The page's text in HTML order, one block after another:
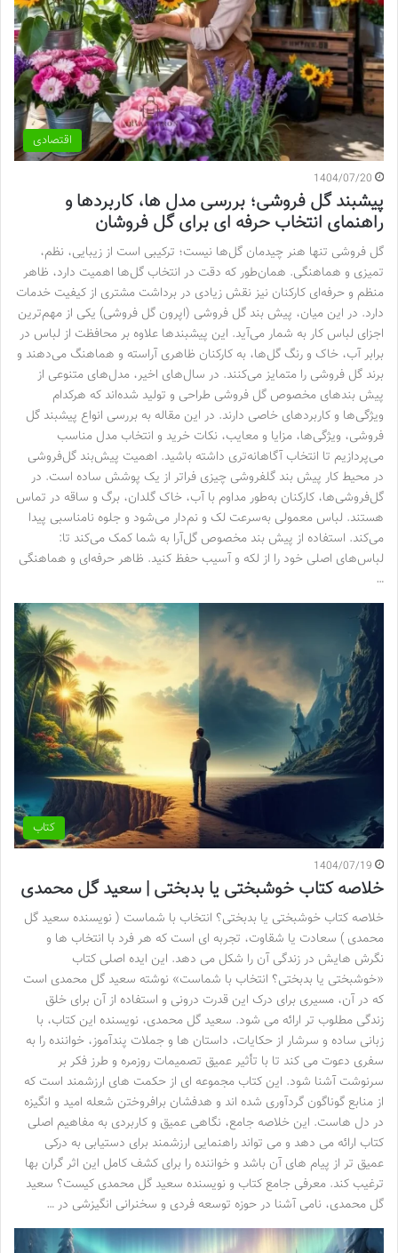
اقتصادی
1404/07/20
پیشبند گل فروشی؛ بررسی مدل ها، کاربردها و
راهنمای انتخاب حرفه ای برای گل فروشان
گل‌ فروشی تنها هنر چیدمان گل‌ها نیست؛ ترکیبی است از زیبایی، نظم،
تمیزی و هماهنگی. همان‌طور که دقت در انتخاب گل‌ها اهمیت دارد، ظاهر
منظم و حرفه‌ای کارکنان نیز نقش زیادی در برداشت مشتری از کیفیت خدمات
دارد. در این میان، پیش‌ بند گل‌ فروشی (اپرون گل‌ فروشی) یکی از مهم‌ترین
اجزای لباس کار به شمار می‌آید. این پیشبندها علاوه بر محافظت از لباس در
برابر آب، خاک و رنگ گل‌ها، به کارکنان ظاهری آراسته و هماهنگ می‌دهند و
برند گل‌ فروشی را متمایز می‌کنند. در سال‌های اخیر، مدل‌های متنوعی از
پیش‌ بندهای مخصوص گل‌ فروشی طراحی و تولید شده‌اند که هرکدام
ویژگی‌ها و کاربردهای خاصی دارند. در این مقاله به بررسی انواع پیشبند گل‌
فروشی، ویژگی‌ها، مزایا و معایب، نکات خرید و انتخاب مدل مناسب
می‌پردازیم تا انتخاب آگاهانه‌تری داشته باشید. اهمیت پیش‌بند گل‌فروشی
در محیط کار پیش‌ بند گلفروشی چیزی فراتر از یک پوشش ساده است. در
گل‌فروشی‌ها، کارکنان به‌طور مداوم با آب، خاک گلدان، برگ و ساقه در تماس
هستند. لباس معمولی به‌سرعت لک و نم‌دار می‌شود و جلوه نامناسبی پیدا
می‌کند. استفاده از پیش‌ بند مخصوص گل‌آرا به شما کمک می‌کند تا:
لباس‌های اصلی خود را از لکه و آسیب حفظ کنید. ظاهر حرفه‌ای و هماهنگی
…
کتاب
1404/07/19
خلاصه کتاب خوشبختی یا بدبختی | سعید گل محمدی
خلاصه کتاب خوشبختی یا بدبختی؟ انتخاب با شماست ( نویسنده سعید گل
محمدی ) سعادت یا شقاوت، تجربه ای است که هر فرد با انتخاب ها و
نگرش هایش در زندگی آن را شکل می دهد. این ایده اصلی کتاب
«خوشبختی یا بدبختی؟ انتخاب با شماست» نوشته سعید گل محمدی است
که در آن، مسیری برای درک این قدرت درونی و استفاده از آن برای خلق
زندگی مطلوب تر ارائه می شود. سعید گل محمدی، نویسنده این کتاب، با
زبانی ساده و سرشار از حکایات، داستان ها و جملات پندآموز، خواننده را به
سفری دعوت می کند تا با تأثیر عمیق تصمیمات روزمره و طرز فکر بر
سرنوشت آشنا شود. این کتاب مجموعه ای از حکمت های ارزشمند است که
از منابع گوناگون گردآوری شده اند و هدفشان برافروختن شعله امید و انگیزه
در دل هاست. این خلاصه جامع، نگاهی عمیق و کاربردی به مفاهیم اصلی
کتاب ارائه می دهد و می تواند راهنمایی ارزشمند برای دستیابی به درکی
عمیق تر از پیام های آن باشد و خواننده را برای کشف کامل این اثر گران بها
ترغیب کند. معرفی جامع کتاب و نویسنده سعید گل محمدی کیست؟ سعید
گل محمدی، نامی آشنا در حوزه توسعه فردی و سخنرانی انگیزشی در …